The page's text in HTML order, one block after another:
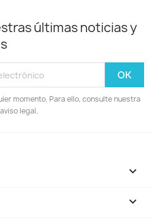
últimas noticias y
momento. Para ello, consulte nuestra
legal.

